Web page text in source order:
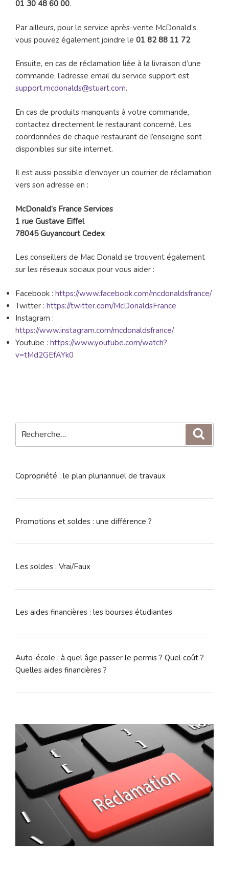
01 30 48 60 00.
Par ailleurs, pour le service après-vente McDonald’s
vous pouvez également joindre le 01 82 88 11 72.
Ensuite, en cas de réclamation liée à la livraison d’une
commande, l’adresse email du service support est
support.mcdonalds@stuart.com.
En cas de produits manquants à votre commande,
contactez directement le restaurant concerné. Les
coordonnées de chaque restaurant de l’enseigne sont
disponibles sur site internet.
Il est aussi possible d’envoyer un courrier de réclamation
vers son adresse en :
McDonald’s France Services
1 rue Gustave Eiffel
78045 Guyancourt Cedex
Les conseillers de Mac Donald se trouvent également
sur les réseaux sociaux pour vous aider :
Facebook : https://www.facebook.com/mcdonaldsfrance/
Twitter : https://twitter.com/McDonaldsFrance
Instagram :
https://www.instagram.com/mcdonaldsfrance/
Youtube : https://www.youtube.com/watch?
v=tMd2GEfAYk0
pour
Copropriété : le plan pluriannuel de travaux
Promotions et soldes : une différence ?
Les soldes : Vrai/Faux
Les aides financières : les bourses étudiantes
Auto-école : à quel âge passer le permis ? Quel coût ?
Quelles aides financières ?